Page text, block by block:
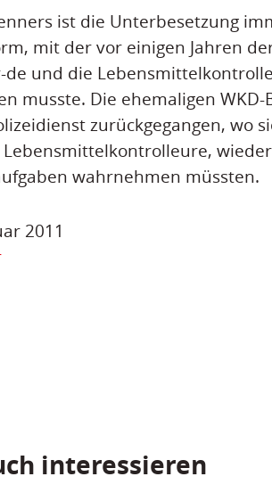
ist die Unterbesetzung
mit der vor einigen Jahren
de und die
musste. Die ehemaligen
zurückgegangen, wo
wahrnehmen müssten.
2011
interessieren